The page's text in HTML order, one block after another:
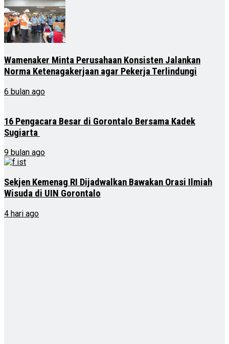
Wamenaker Minta Perusahaan Konsisten Jalankan
Norma Ketenagakerjaan agar Pekerja Terlindungi
6 bulan ago
16 Pengacara Besar di Gorontalo Bersama Kadek
Sugiarta
9 bulan ago
Sekjen Kemenag RI Dijadwalkan Bawakan Orasi Ilmiah
Wisuda di UIN Gorontalo
4 hari ago